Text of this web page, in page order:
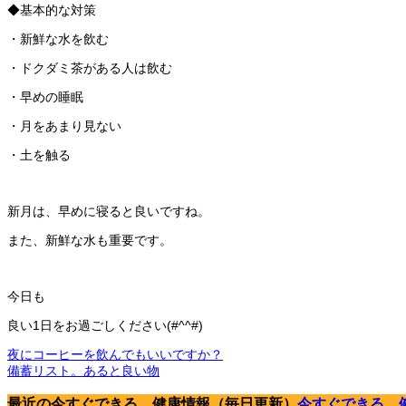
◆基本的な対策
・新鮮な水を飲む
・ドクダミ茶がある人は飲む
・早めの睡眠
・月をあまり見ない
・土を触る
新月は、早めに寝ると良いですね。
また、新鮮な水も重要です。
今日も
良い1日をお過ごしください(#^^#)
夜にコーヒーを飲んでもいいですか？
備蓄リスト。あると良い物